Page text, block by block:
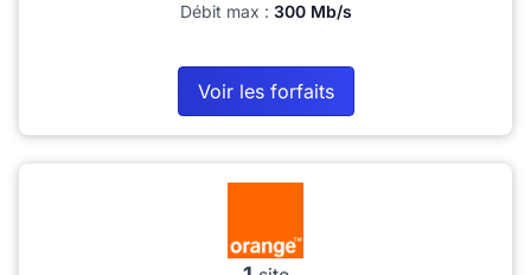
Débit max : 300 Mb/s
Voir les forfaits